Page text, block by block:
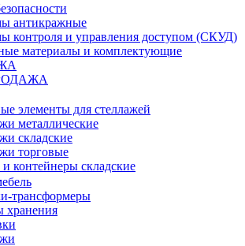
антикражные
контроля и управления доступом (СКУД)
материалы и комплектующие
элементы для стеллажей
металлические
складские
торговые
контейнеры складские
трансформеры
хранения